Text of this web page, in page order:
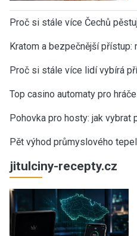
Proč si stále více Čechů
Kratom a bezpečnější přístup:
Proč si stále více lidí vybírá
Top casino automaty pro
Pohovka pro hosty: jak vybrat
Pět výhod průmyslového
jitulciny-recepty.cz